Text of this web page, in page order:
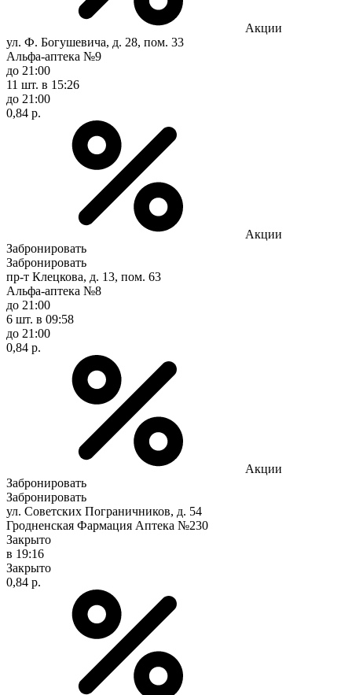
Акции
ул. Ф. Богушевича, д. 28, пом. 33
Альфа-аптека №9
до 21:00
11 шт. в 15:26
до 21:00
0,84 р.
Акции
Забронировать
Забронировать
пр-т Клецкова, д. 13, пом. 63
Альфа-аптека №8
до 21:00
6 шт. в 09:58
до 21:00
0,84 р.
Акции
Забронировать
Забронировать
ул. Советских Пограничников, д. 54
Гродненская Фармация Аптека №230
Закрыто
в 19:16
Закрыто
0,84 р.